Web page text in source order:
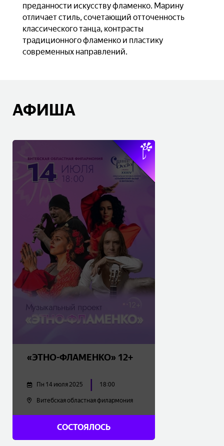
преданности искусству фламенко. Марину
отличает стиль, сочетающий отточенность
классического танца, контрасты
традиционного фламенко и пластику
современных направлений.
АФИША
СОСТОЯЛОСЬ
«ЭТНО-ФЛАМЕНКО» 12+
Пн 14 июля 2025 18:00
Витебская областная филармония